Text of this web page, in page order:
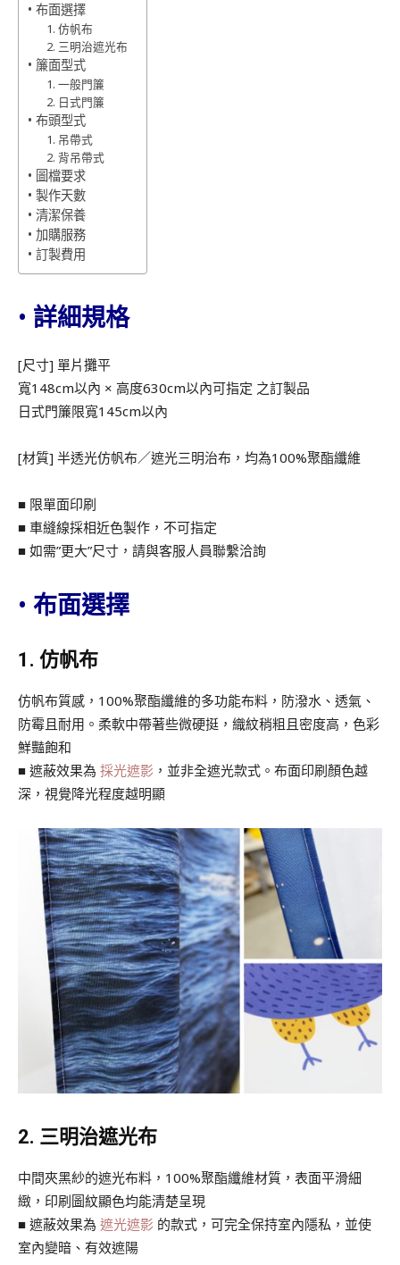
• 布面選擇
1. 仿帆布
2. 三明治遮光布
• 簾面型式
1. 一般門簾
2. 日式門簾
• 布頭型式
1. 吊帶式
2. 背吊帶式
• 圖檔要求
• 製作天數
• 清潔保養
• 加購服務
• 訂製費用
• 詳細規格
[尺寸] 單片攤平
寬148cm以內 × 高度630cm以內可指定 之訂製品
日式門簾限寬145cm以內
[材質] 半透光仿帆布／遮光三明治布，均為100%聚酯纖維
■ 限單面印刷
■ 車縫線採相近色製作，不可指定
■ 如需”更大”尺寸，請與客服人員聯繫洽詢
• 布面選擇
1. 仿帆布
仿帆布質感，100%聚酯纖維的多功能布料，防潑水、透氣、
防霉且耐用。柔軟中帶著些微硬挺，織紋稍粗且密度高，色彩
鮮豔飽和
■ 遮蔽效果為 採光遮影 ，並非全遮光款式。布面印刷顏色越
深，視覺降光程度越明顯
2. 三明治遮光布
中間夾黑紗的遮光布料，100%聚酯纖維材質，表面平滑細
緻，印刷圖紋顯色均能清楚呈現
■ 遮蔽效果為 遮光遮影 的款式，可完全保持室內隱私，並使
室內變暗、有效遮陽